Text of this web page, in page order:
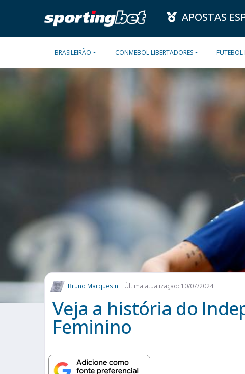
APOSTAS
BRASILEIRÃO CONMEBOL LIBERTADORES
Bruno Marquesini Última atualização: 10/07/2024
Veja a história do
Feminino